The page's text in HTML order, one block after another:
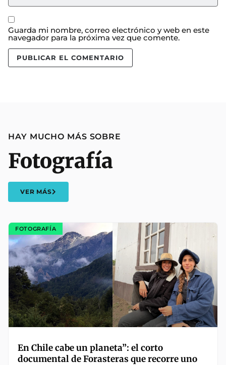
Guarda mi nombre, correo electrónico y web en este
navegador para la próxima vez que comente.
HAY MUCHO MÁS SOBRE
Fotografía
VER MÁS
FOTOGRAFÍA
En Chile cabe un planeta”: el corto
documental de Forasteras que recorre uno